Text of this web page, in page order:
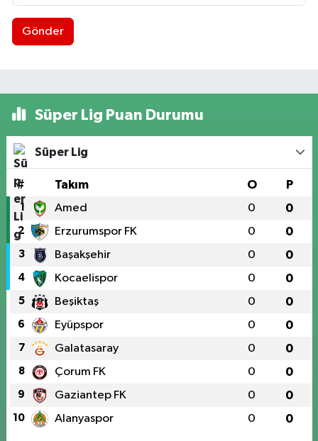
Gönder
Süper Lig Puan Durumu
Süper Lig
# Takım O P
1 Amed 0 0
2 Erzurumspor FK 0 0
3 Başakşehir 0 0
4 Kocaelispor 0 0
5 Beşiktaş 0 0
6 Eyüpspor 0 0
7 Galatasaray 0 0
8 Çorum FK 0 0
9 Gaziantep FK 0 0
10 Alanyaspor 0 0